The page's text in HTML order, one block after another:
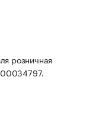
розничная